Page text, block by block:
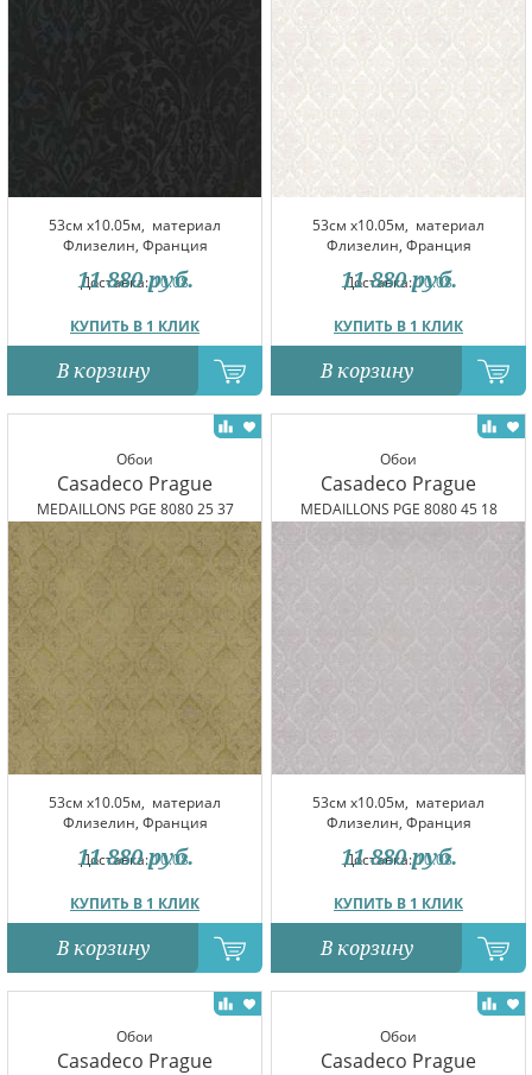
53см x10.05м, материал
Флизелин, Франция
Доставка:10.08
КУПИТЬ В 1 КЛИК
11 880 руб.
В корзину
53см x10.05м, материал
Флизелин, Франция
Доставка:10.08
КУПИТЬ В 1 КЛИК
11 880 руб.
В корзину
Обои
Casadeco Prague
MEDAILLONS PGE 8080 25 37
53см x10.05м, материал
Флизелин, Франция
Доставка:10.08
КУПИТЬ В 1 КЛИК
11 880 руб.
В корзину
Обои
Casadeco Prague
MEDAILLONS PGE 8080 45 18
53см x10.05м, материал
Флизелин, Франция
Доставка:10.08
КУПИТЬ В 1 КЛИК
11 880 руб.
В корзину
Обои
Casadeco Prague
Обои
Casadeco Prague